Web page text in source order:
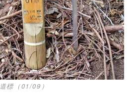
道標（01/09）